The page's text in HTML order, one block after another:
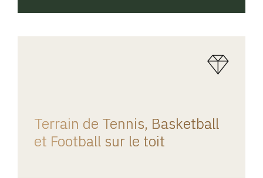
Terrain de Tennis, Basketball
et Football sur le toit